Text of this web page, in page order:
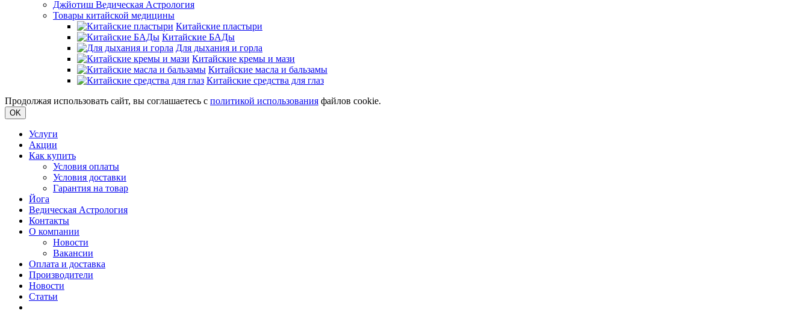
Джйотиш Ведическая Астрология
Товары китайской медицины
Китайские пластыри
Китайские БАДы
Для дыхания и горла
Китайские кремы и мази
Китайские масла и бальзамы
Китайские средства для глаз
Продолжая использовать сайт, вы соглашаетесь с политикой использования файлов cookie.
OK
Услуги
Акции
Как купить
Условия оплаты
Условия доставки
Гарантия на товар
Йога
Ведическая Астрология
Контакты
О компании
Новости
Вакансии
Оплата и доставка
Производители
Новости
Статьи